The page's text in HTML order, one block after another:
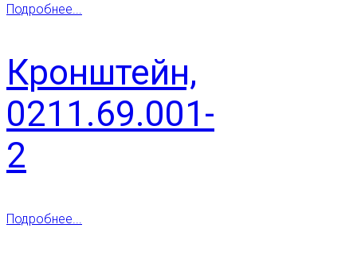
Подробнее...
Кронштейн,
0211.69.001-
2
Подробнее...